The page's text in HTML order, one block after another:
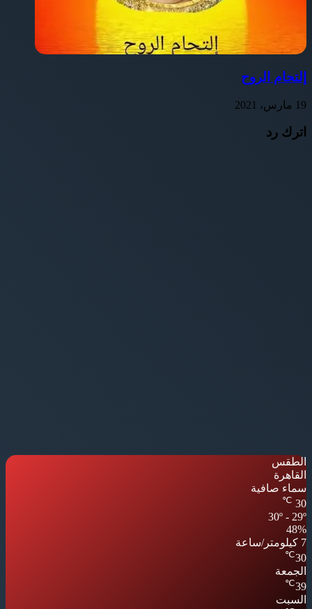
إلتحام الروح
19 مارس، 2021
اترك رد
الطقس
القاهرة
سماء صافية
30
℃
30º - 29º
48%
7 كيلومتر/ساعة
30
℃
الجمعة
39
℃
السبت